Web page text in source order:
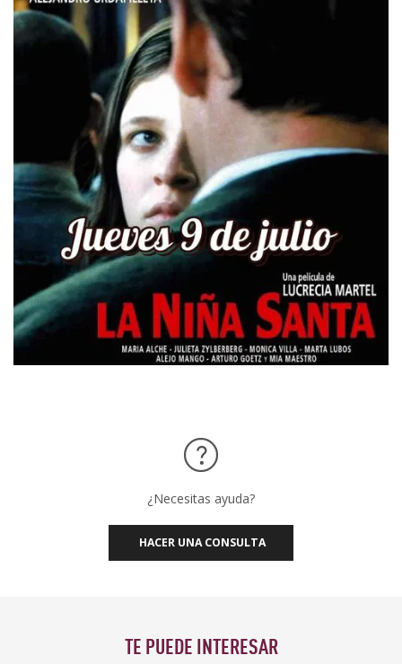
¿Necesitas ayuda?
HACER UNA CONSULTA
TE PUEDE INTERESAR